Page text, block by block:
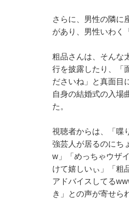
さらに、男性の隣に
があり、男性いわく
粗品さんは、そんな
行を披露したり、「
ださいね」と真面目
自身の結婚式の入場
た。
視聴者からは、「喋
強芸人が居るのにち
w」「めっちゃウザ
けて嬉しいぃ」「粗
アドバイスしてる
き」との声が寄せら